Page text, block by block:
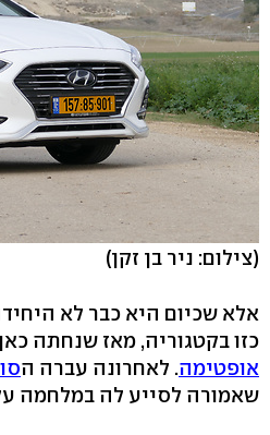
(צילום: ניר בן זקן)
אלא שכיום היא כבר לא
כזו בקטגוריה, מאז שנחתה
אופטימה. לאחרונה עברה ה
שאמורה לסייע לה במלחמה